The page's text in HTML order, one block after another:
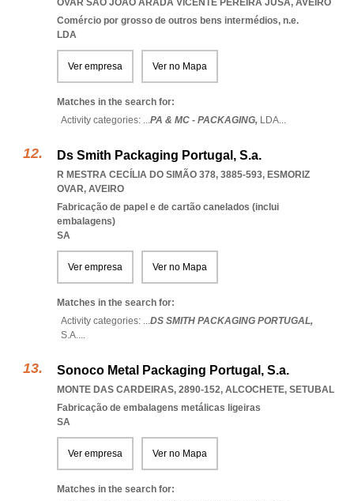
OVAR SAO JOAO ARADA VICENTE PEREIRA JUSA, AVEIRO
Comércio por grosso de outros bens intermédios, n.e.
LDA
Ver empresa Ver no Mapa
Matches in the search for:
Activity categories: ...PA & MC - PACKAGING, LDA...
Ds Smith Packaging Portugal, S.a.
R MESTRA CECÍLIA DO SIMÃO 378, 3885-593, ESMORIZ
OVAR, AVEIRO
Fabricação de papel e de cartão canelados (inclui
embalagens)
SA
Ver empresa Ver no Mapa
Matches in the search for:
Activity categories: ...DS SMITH PACKAGING PORTUGAL,
S.A....
Sonoco Metal Packaging Portugal, S.a.
MONTE DAS CARDEIRAS, 2890-152, ALCOCHETE, SETUBAL
Fabricação de embalagens metálicas ligeiras
SA
Ver empresa Ver no Mapa
Matches in the search for: